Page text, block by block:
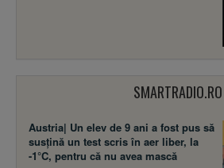
SMARTRADIO.RO
Austria| Un elev de 9 ani a fost pus să
susţină un test scris în aer liber, la
-1°C, pentru că nu avea mască